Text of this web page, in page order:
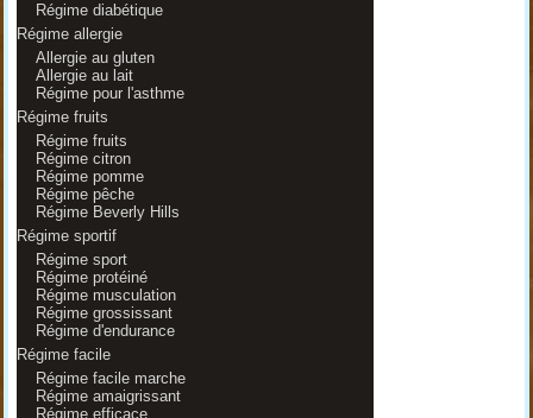
Régime diabétique
Régime allergie
Allergie au gluten
Allergie au lait
Régime pour l'asthme
Régime fruits
Régime fruits
Régime citron
Régime pomme
Régime pêche
Régime Beverly Hills
Régime sportif
Régime sport
Régime protéiné
Régime musculation
Régime grossissant
Régime d'endurance
Régime facile
Régime facile marche
Régime amaigrissant
Régime efficace